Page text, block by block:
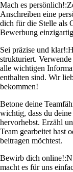
Mach es persönlich!:
Anschreiben eine
dich für die Stelle als
Bewerbung
Sei präzise und klar!:
strukturiert.
alle wichtigen
enthalten sind. Wir
bekommen!
Betone deine
wichtig, dass du
hervorhebst. Erzähl
Team gearbeitet hast
beitragen möchtest.
Bewirb dich online!:
macht es für uns